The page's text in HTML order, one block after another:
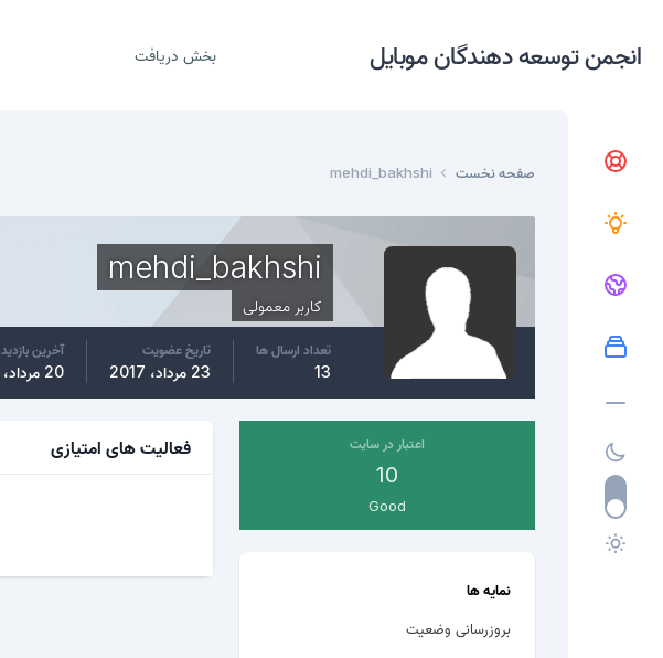
انجمن توسعه دهندگان موبایل بخش دریافت
صفحه نخست mehdi_bakhshi
mehdi_bakhshi
کاربر معمولی
تعداد ارسال ها
13
تاریخ عضویت
23 مرداد، 2017
آخرین بازدید
20 مرداد، 2019
اعتبار در سایت
10
Good
نمایه ها
بروزرسانی وضعیت
فعالیت های امتیازی